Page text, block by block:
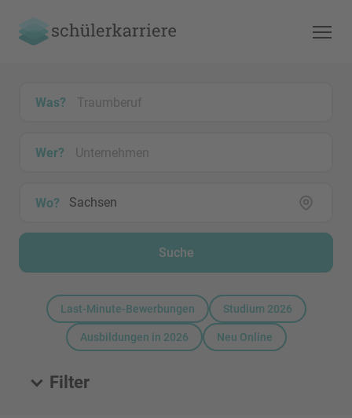
Was?
Wer?
Wo?
Suche
Last-Minute-Bewerbungen Studium 2026
Ausbildungen in 2026 Neu Online
Filter